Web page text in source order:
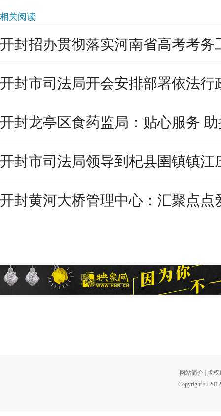
相关阅读
开封招办贯彻落实河南省高考考务
开封市司法局开会安排部署依法行
开封龙亭区食药监局：贴心服务
开封市司法局领导到杞县圉镇镇江
开封黄河大桥管理中心：汇聚点点
网站简介
版权
Copyright ©